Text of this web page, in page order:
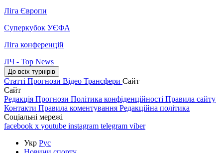
Ліга Європи
Суперкубок УЄФА
Ліга конференцій
ЛЧ - Top News
До всіх турнірів
Статті Прогнози Відео Трансфери Сайт
Сайт
Редакція Прогнози Політика конфіденційності Правила сайту
Контакти Правила коментування Редакційна політика
Соціальні мережі
facebook x youtube instagram telegram viber
Укр Рус